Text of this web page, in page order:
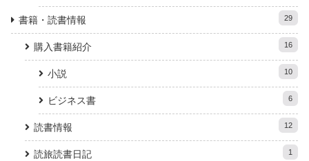
書籍・読書情報 29
購入書籍紹介 16
小説 10
ビジネス書 6
読書情報 12
読旅読書日記 1